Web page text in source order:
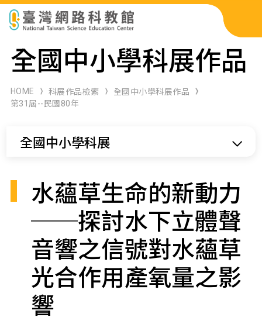
科展作品檢索
科學研習月刊
全國中小學科展作品
HOME 科展作品檢索
全國中小學科展作品
第31屆--民國80年
全國中小學科展
水蘊草生命的新動力
──探討水下立體聲
音響之信號對水蘊草
光合作用產氧量之影
響